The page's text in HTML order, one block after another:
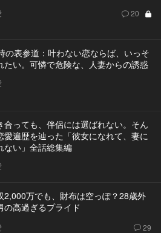
20
の表参道：叶わない恋ならば、いっそ
たい。可憐で危険な、人妻からの誘惑
合っても、伴侶には選ばれない。そん
愛遍歴を辿った「彼女になれて、妻に
ない」全話総集編
2,000万でも、財布は空っぽ？28歳外
の高過ぎるプライド
29